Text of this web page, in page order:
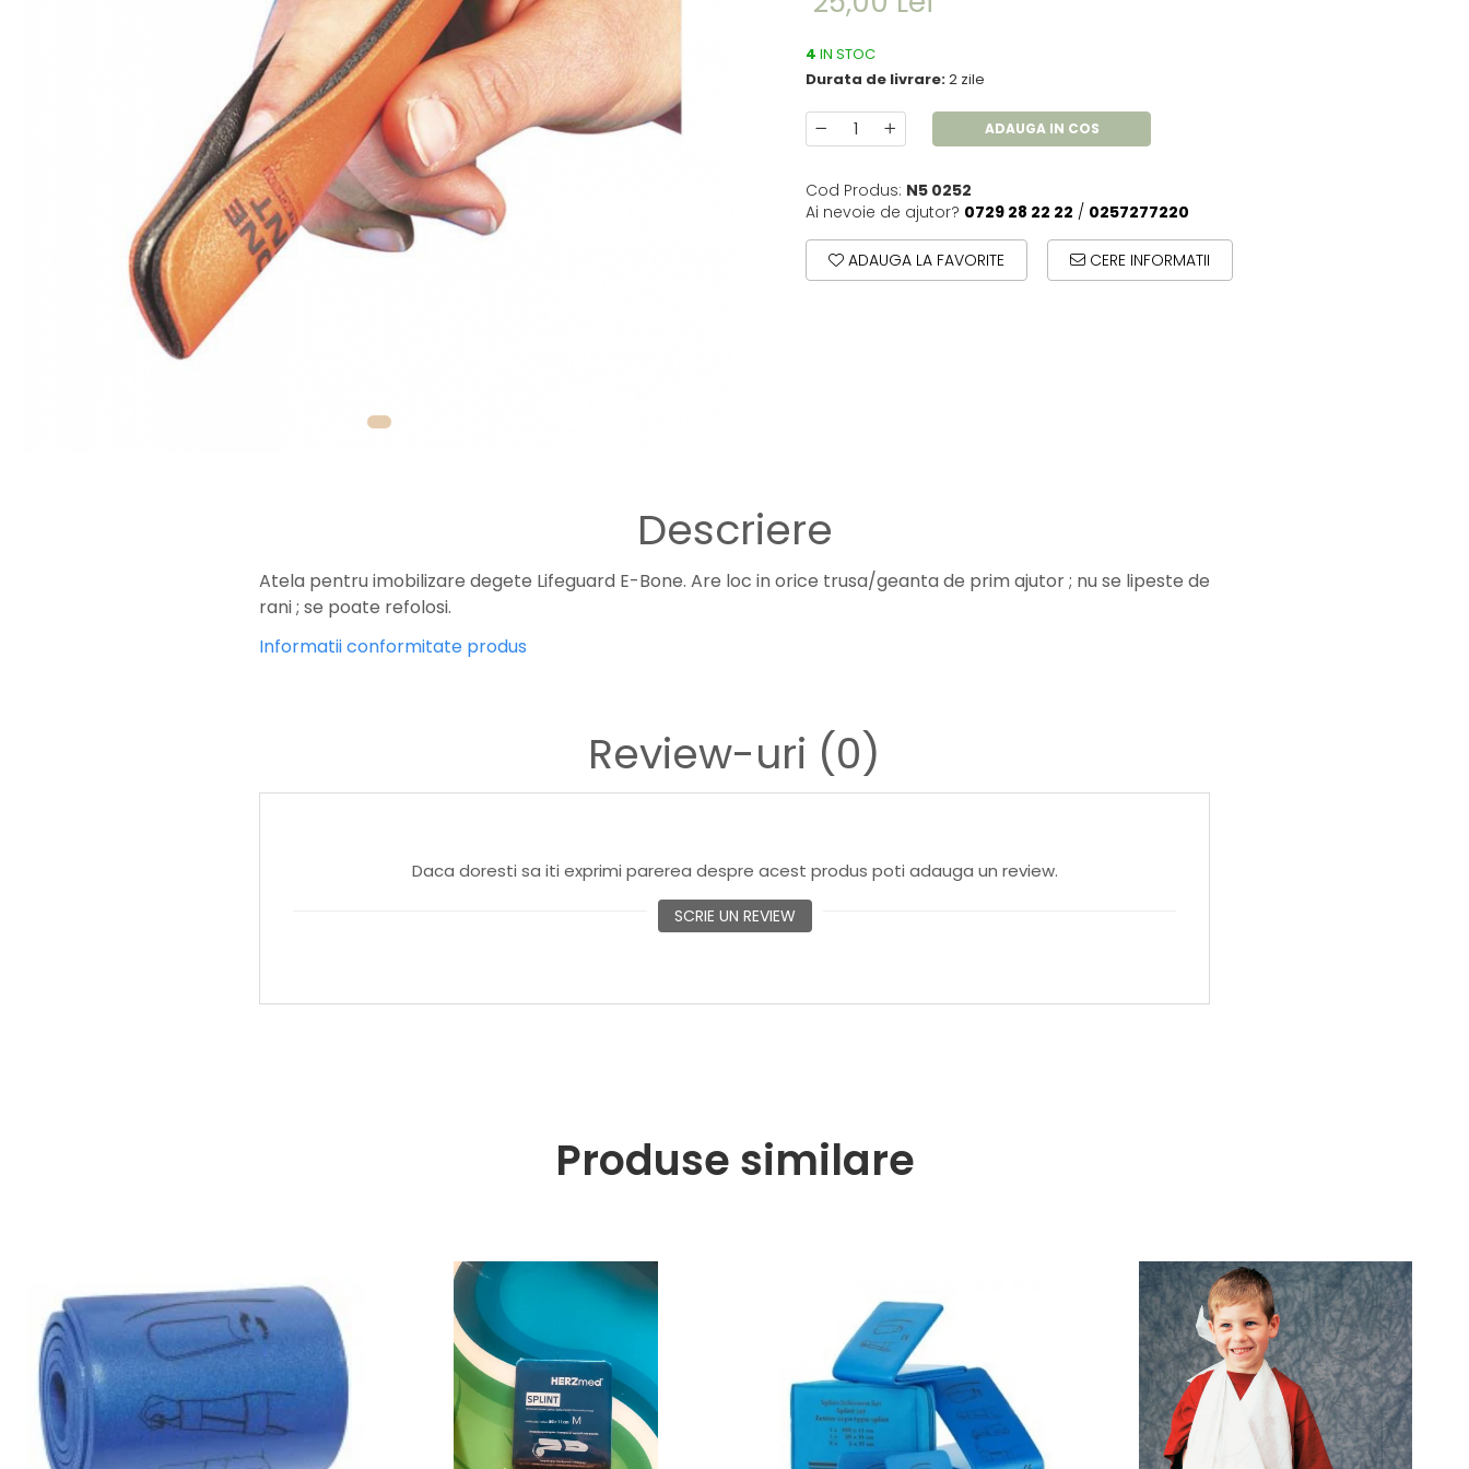
4 IN STOC
Durata de livrare:2 zile
ADAUGA IN COS
Cod Produs: N5 0252
Ai nevoie de ajutor? 0729 28 22 22 / 0257277220
ADAUGA LA FAVORITE CERE INFORMATII
Descriere
Atela pentru imobilizare degete Lifeguard E-Bone. Are loc in orice trusa/geanta de prim ajutor ; nu se lipeste de
rani ; se poate refolosi.
Informatii conformitate produs
Review-uri (0)
Daca doresti sa iti exprimi parerea despre acest produs poti adauga un review.
SCRIE UN REVIEW
Produse similare